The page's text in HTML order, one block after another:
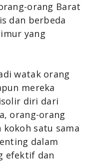
orang Barat
dan berbeda
yang
watak orang
mereka
diri dari
orang-orang
satu sama
dalam
efektif dan